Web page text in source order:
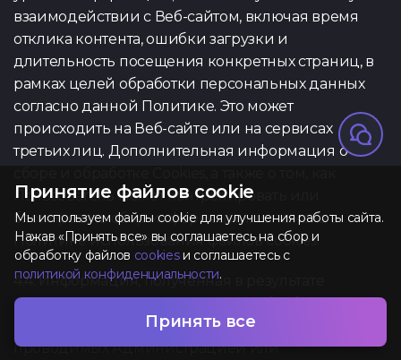
взаимодействии с Веб-сайтом, включая время
отклика контента, ошибки загрузки и
длительность посещения конкретных страниц, в
рамках целей обработки персональных данных
согласно данной Политике. Это может
происходить на Веб-сайте или на сервисах
третьих лиц. Дополнительная информация о
Пользователь может контролировать или
блокировать сбор информации, изложена в
Политике использования файлов cookies.
4.4. Информация, полученная в результате
опросов: Администрация может обрабатывать
информацию, полученную в результате опросов,
проводимых Администрацией или
Принятие файлов cookie
Мы используем файлы cookie для улучшения работы сайта.
Нажав «Принять все» вы соглашаетесь на сбор и
обработку файлов cookiesи соглашаетесь с
политикой конфиденциальности.
Принять все